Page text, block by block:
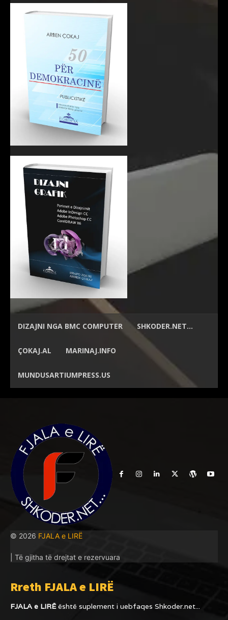
DIZAJNI NGA BMC COMPUTER SHKODER.NET…
ÇOKAJ.AL MARINAJ.INFO
MUNDUSARTIUMPRESS.US
© 2026 FJALA e LIRË
| Të gjitha të drejtat e rezervuara
Rreth FJALA e LIRË
FJALA e LIRËështë suplement i uebfaqes Shkoder.net...